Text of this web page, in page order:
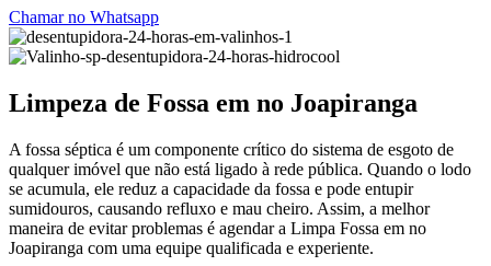
Chamar no Whatsapp
Limpeza de Fossa em no Joapiranga
A fossa séptica é um componente crítico do sistema de esgoto de
qualquer imóvel que não está ligado à rede pública. Quando o lodo
se acumula, ele reduz a capacidade da fossa e pode entupir
sumidouros, causando refluxo e mau cheiro. Assim, a melhor
maneira de evitar problemas é agendar a Limpa Fossa em no
Joapiranga com uma equipe qualificada e experiente.